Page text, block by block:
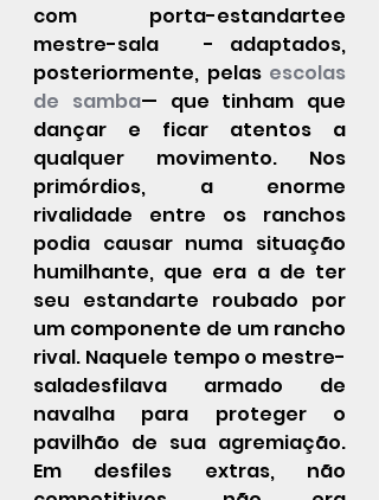
com porta-estandartee
mestre-sala   - adaptados,
posteriormente, pelas escolas
de samba— que tinham que
dançar e ficar atentos a
qualquer movimento. Nos
primórdios, a enorme
rivalidade entre os ranchos
podia causar numa situação
humilhante, que era a de ter
seu estandarte roubado por
um componente de um rancho
rival. Naquele tempo o mestre-
saladesfilava armado de
navalha para proteger o
pavilhão de sua agremiação.
Em desfiles extras, não